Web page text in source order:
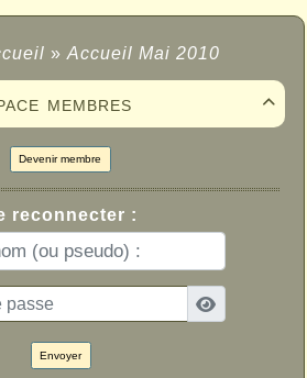
» Accueil Mai 2010

membres
Devenir membre
reconnecter :
Envoyer